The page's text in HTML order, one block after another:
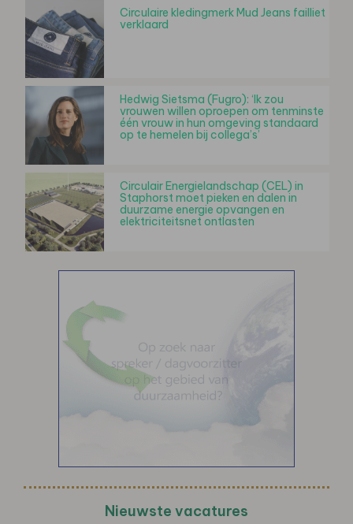
Circulaire kledingmerk Mud Jeans failliet
verklaard
Hedwig Sietsma (Fugro): ‘Ik zou
vrouwen willen oproepen om tenminste
één vrouw in hun omgeving standaard
op te hemelen bij collega’s’
Circulair Energielandschap (CEL) in
Staphorst moet pieken en dalen in
duurzame energie opvangen en
elektriciteitsnet ontlasten
Nieuwste vacatures